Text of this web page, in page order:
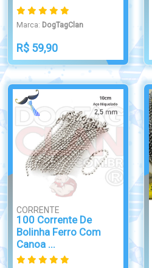
Marca: DogTagClan
R$ 59,90
CORRENTE
100 Corrente De
Bolinha Ferro Com
Canoa ...